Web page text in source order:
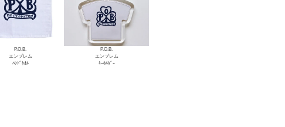
P.O.B.
エンブレム
ﾊﾝﾄﾞﾀｵﾙ
P.O.B.
エンブレム
ｷｰﾎﾙﾀﾞｰ